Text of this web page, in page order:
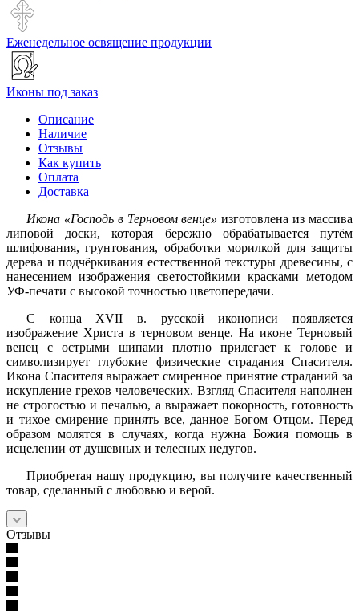
Еженедельное освящение продукции
Иконы под заказ
Описание
Наличие
Отзывы
Как купить
Оплата
Доставка
Икона «Господь в Терновом венце» изготовлена из массива
липовой доски, которая бережно обрабатывается путём
шлифования, грунтования, обработки морилкой для защиты
дерева и подчёркивания естественной текстуры древесины, с
нанесением изображения светостойкими красками методом
УФ-печати с высокой точностью цветопередачи.
С конца XVII в. русской иконописи появляется
изображение Христа в терновом венце. На иконе Терновый
венец с острыми шипами плотно прилегает к голове и
символизирует глубокие физические страдания Спасителя.
Икона Спасителя выражает смиренное принятие страданий за
искупление грехов человеческих. Взгляд Спасителя наполнен
не строгостью и печалью, а выражает покорность, готовность
и тихое смирение принять все, данное Богом Отцом. Перед
образом молятся в случаях, когда нужна Божия помощь в
исцелении от душевных и телесных недугов.
Приобретая нашу продукцию, вы получите качественный
товар, сделанный с любовью и верой.
Отзывы